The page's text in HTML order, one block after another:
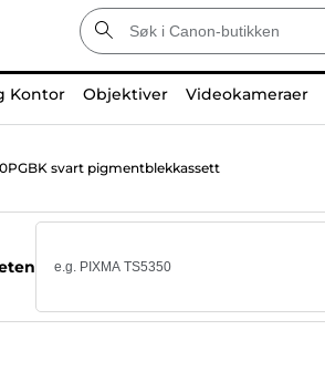
Kontor Objektiver Videokameraer
svart pigmentblekkassett